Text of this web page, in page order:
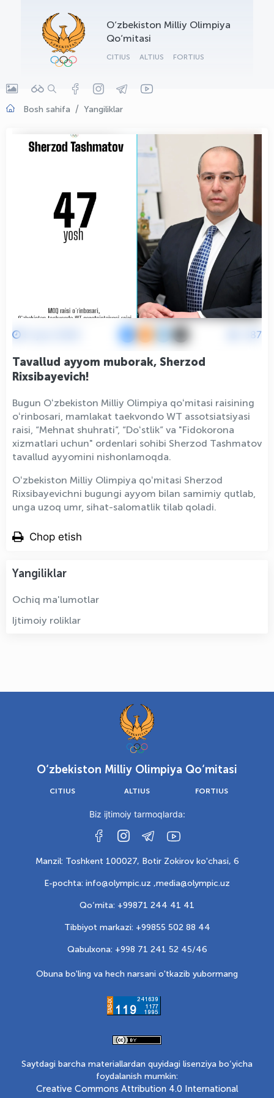
O‘zbekiston Milliy Olimpiya
Qo‘mitasi
CITIUS ALTIUS FORTIUS
Bosh sahifa Yangiliklar
587
Tavallud ayyom muborak, Sherzod
Rixsibayevich!
Bugun Oʻzbekiston Milliy Olimpiya qoʻmitasi raisining
oʻrinbosari, mamlakat taekvondo WT assotsiatsiyasi
raisi, “Mehnat shuhrati”, “Doʻstlik” va "Fidokorona
xizmatlari uchun" ordenlari sohibi Sherzod Tashmatov
tavallud ayyomini nishonlamoqda.
Oʻzbekiston Milliy Olimpiya qoʻmitasi Sherzod
Rixsibayevichni bugungi ayyom bilan samimiy qutlab,
unga uzoq umr, sihat-salomatlik tilab qoladi.
Chop etish
Yangiliklar
Ochiq ma'lumotlar
Ijtimoiy roliklar
O‘zbekiston Milliy Olimpiya Qo‘mitasi
CITIUS ALTIUS FORTIUS
Biz ijtimoiy tarmoqlarda:
Manzil: Toshkent 100027, Botir Zokirov ko'chasi, 6
E-pochta: info@olympic.uz ,media@olympic.uz
Qo‘mita: +99871 244 41 41
Tibbiyot markazi: +99855 502 88 44
Qabulxona: +998 71 241 52 45/46
Obuna bo'ling va hech narsani o'tkazib yubormang
Saytdagi barcha materiallardan quyidagi lisenziya bo‘yicha
foydalanish mumkin:
Creative Commons Attribution 4.0 International
OLYMPCHIK AI - yordamchi
Onlayn · olympic.uz